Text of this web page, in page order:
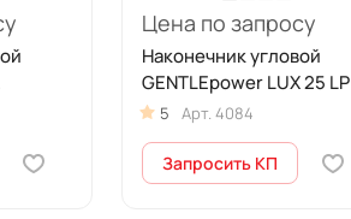
Цена по запросу
Наконечник угловой
GENTLEpower LUX 25 LP
5 Арт. 4084
Запросить КП